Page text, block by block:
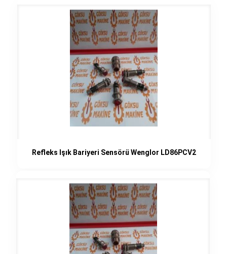
Refleks Işık Bariyeri Sensörü Wenglor LD86PCV2